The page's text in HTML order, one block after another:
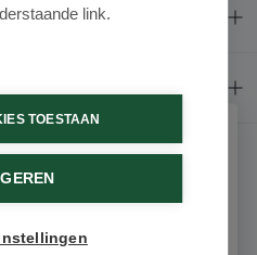
/ 10 (531 beoordelingen)
link.
TOESTAAN
onze nieuwsbrief
aanbiedingen en persoonlijk